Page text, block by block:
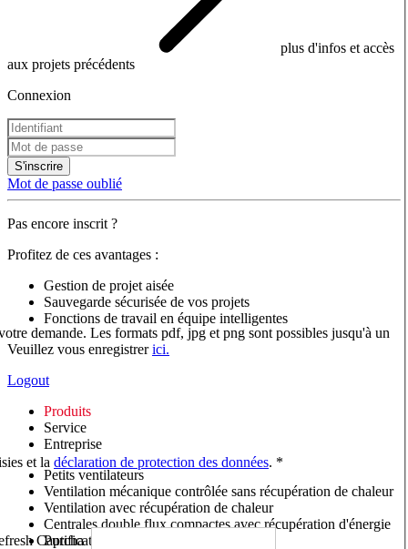
plus d'infos et accès
aux projets précédents
Connexion
S'inscrire
Mot de passe oublié
Pas encore inscrit ?
Profitez de ces avantages :
Gestion de projet aisée
Sauvegarde sécurisée de vos projets
Fonctions de travail en équipe intelligentes
Veuillez vous enregistrerici.
Logout
Produits
Service
Entreprise
Petits ventilateurs
Ventilation mécanique contrôlée sans récupération de chaleur
Ventilation avec récupération de chaleur
Centrales double flux compactes avec récupération d'énergie
Purificateurs d'air/Moniteurs CO
demande. Les formats pdf, jpg et png sont possibles jusqu'à un
et la déclaration de protection des données. *